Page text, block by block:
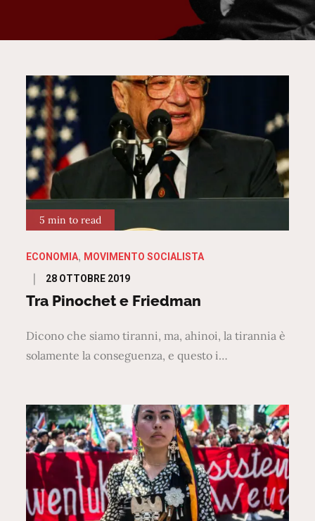
5 min to read
ECONOMIA MOVIMENTO SOCIALISTA
Posted
on
28 OTTOBRE 2019
Tra Pinochet e Friedman
Dicono che siamo tiranni, ma, ahinoi, la tirannia è
solamente la conseguenza, e questo i…